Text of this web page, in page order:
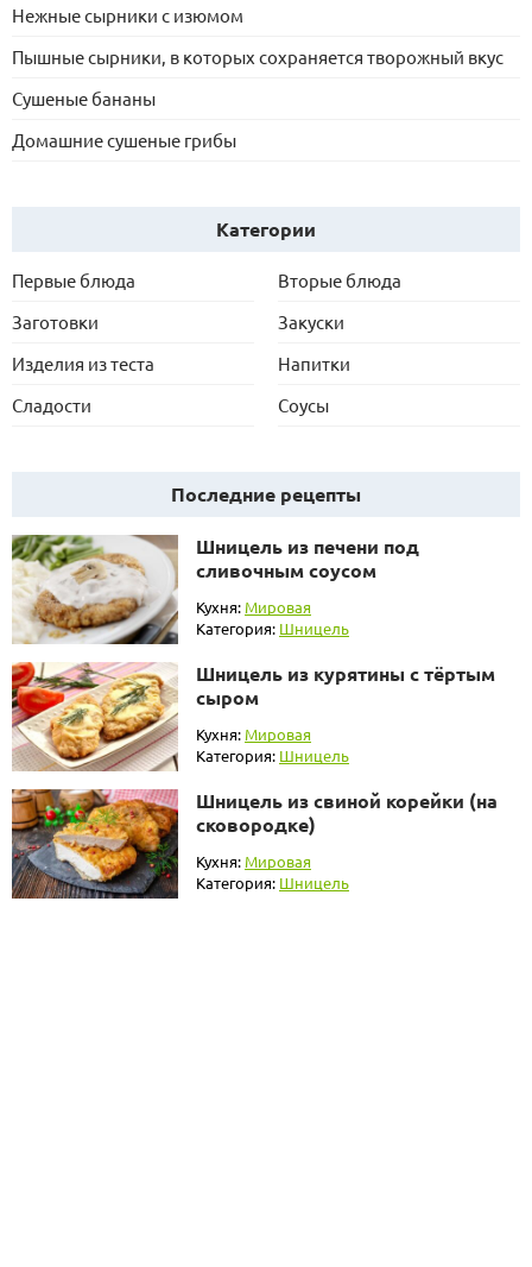
Нежные сырники с изюмом
Пышные сырники, в которых сохраняется творожный вкус
Сушеные бананы
Домашние сушеные грибы
Категории
Первые блюда
Вторые блюда
Заготовки
Закуски
Изделия из теста
Напитки
Сладости
Соусы
Последние рецепты
Шницель из печени под
сливочным соусом
Кухня: Мировая
Категория: Шницель
Шницель из курятины с тёртым
сыром
Кухня: Мировая
Категория: Шницель
Шницель из свиной корейки (на
сковородке)
Кухня: Мировая
Категория: Шницель